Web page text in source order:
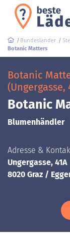
Bundesländer
Botanic Matters
Botanic
(Ungergasse,
Botanic
Blumenhändler
Adresse &
Ungergasse, 41A
8020 Graz /